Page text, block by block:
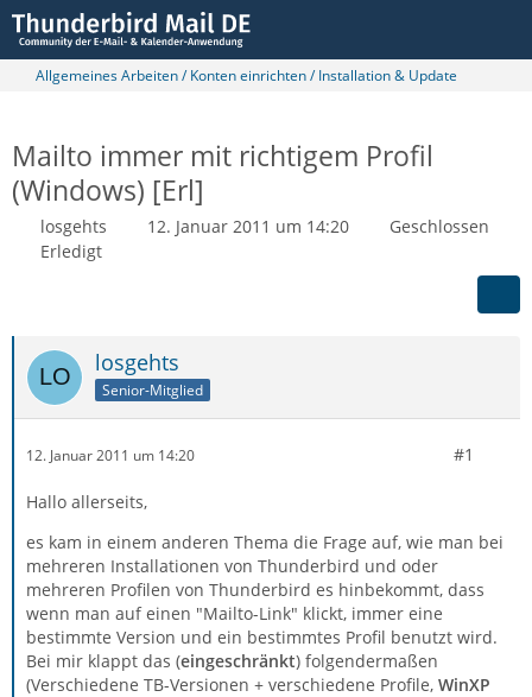
Allgemeines Arbeiten / Konten einrichten / Installation & Update
Mailto immer mit richtigem Profil
(Windows) [Erl]
losgehts 12. Januar 2011 um 14:20
Geschlossen
Erledigt
losgehts
Senior-Mitglied
12. Januar 2011 um 14:20 #1
Hallo allerseits,
es kam in einem anderen Thema die Frage auf, wie man bei
mehreren Installationen von Thunderbird und oder
mehreren Profilen von Thunderbird es hinbekommt, dass
wenn man auf einen "Mailto-Link" klickt, immer eine
bestimmte Version und ein bestimmtes Profil benutzt wird.
Bei mir klappt das (eingeschränkt) folgendermaßen
(Verschiedene TB-Versionen + verschiedene Profile, WinXP